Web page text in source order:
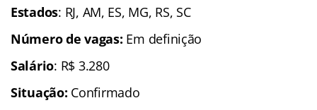
Estados: RJ, AM, ES, MG, RS, SC
Número de vagas: Em definição
Salário: R$ 3.280
Situação: Confirmado